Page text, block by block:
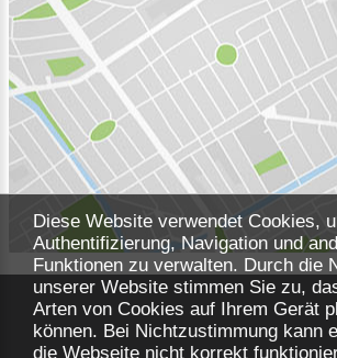
Diese Website verwendet Cookies,
Authentifizierung, Navigation und
Funktionen zu verwalten. Durch die
unserer Website stimmen Sie zu,
Arten von Cookies auf Ihrem Gerät
können. Bei Nichtzustimmung kann
die Webseite nicht korrekt